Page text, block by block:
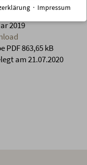
2019
PDF 863,65 kB
am 21.07.2020
· Impressum